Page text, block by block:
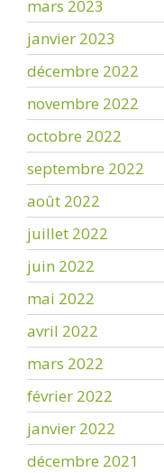
mars 2023
janvier 2023
décembre 2022
novembre 2022
octobre 2022
septembre 2022
août 2022
juillet 2022
juin 2022
mai 2022
avril 2022
mars 2022
février 2022
janvier 2022
décembre 2021